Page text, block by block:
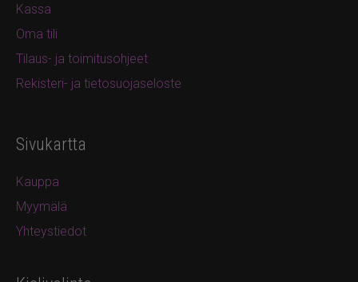
Kassa
Oma tili
Tilaus- ja toimitusohjeet
Rekisteri- ja tietosuojaseloste
Sivukartta
Kauppa
Myymälä
Yhteystiedot